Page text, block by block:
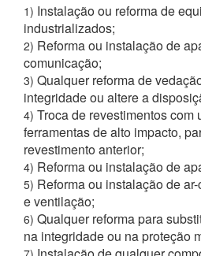
1) Instalação ou reforma de
industrializados;
2) Reforma ou instalação de
comunicação;
3) Qualquer reforma de
integridade ou altere a
4) Troca de revestimentos com
ferramentas de alto impacto,
revestimento anterior;
4) Reforma ou instalação de
5) Reforma ou instalação de
e ventilação;
6) Qualquer reforma para
na integridade ou na proteção